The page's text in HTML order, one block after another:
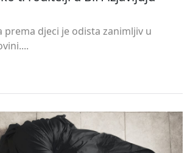
prema djeci je odista zanimljiv u